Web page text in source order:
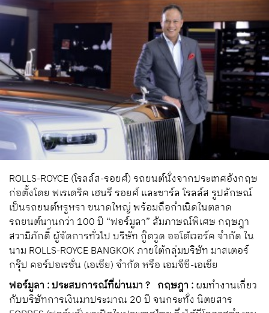
ROLLS-ROYCE (โรลล์ส-รอยศ์) รถยนต์นั่งจากประเทศอังกฤษ
ก่อตั้งโดย ฟเรเดริค เฮนรี รอยศ์ และชาร์ล โรลล์ส รูปลักษณ์
เป็นรถยนต์หรูหรา ขนาดใหญ่ พร้อมถือกำเนิดในตลาด
รถยนต์นานกว่า 100 ปี “ฟอร์มูลา” สัมภาษณ์พิเศษ กฤษฎา
สวามิภักดิ์ ผู้จัดการทั่วไป บริษัท กู๊ดวูด ออโต้เวอร์ค จำกัด ใน
นาม ROLLS-ROYCE BANGKOK ภายใต้กลุ่มบริษัท มาสเตอร์
กรุ๊ป คอร์ปอเรชั่น (เอเชีย) จำกัด หรือ เอมจีซี-เอเชีย
ฟอร์มูลา : ประสบการณ์ที่ผ่านมา ? กฤษฎา :ผมทำงานเกี่ยว
กับบริษัทการเงินมาประมาณ 20 ปี จนกระทั่ง นิตยสาร